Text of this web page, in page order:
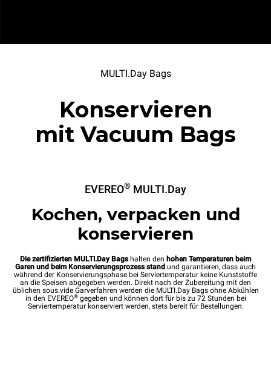
MULTI.Day Bags
Konservieren
mit Vacuum Bags
EVEREO® MULTI.Day
Kochen, verpacken und
konservieren
Die zertifizierten MULTI.Day Bagshalten den hohen Temperaturen beim
Garen und beim Konservierungsprozess stand und garantieren, dass auch
während der Konservierungsphase bei Serviertemperatur keine Kunststoffe
an die Speisen abgegeben werden. Direkt nach der Zubereitung mit den
üblichen sous.vide Garverfahren werden die MULTI.Day Bags ohne Abkühlen
in den EVEREO®gegeben und können dort für bis zu 72 Stunden bei
Serviertemperatur konserviert werden, stets bereit für Bestellungen.